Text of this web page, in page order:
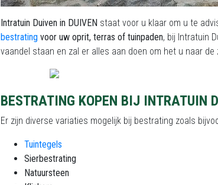
Intratuin Duiven in DUIVEN staat voor u klaar om u te
bestrating voor uw oprit, terras of tuinpaden, bij Intratuin
vaandel staan en zal er alles aan doen om het u naar de
BESTRATING KOPEN BIJ INTRATUIN
Er zijn diverse variaties mogelijk bij bestrating zoals
Tuintegels
Sierbestrating
Natuursteen